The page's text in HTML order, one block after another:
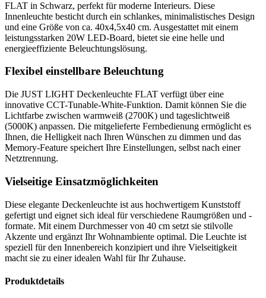
FLAT in Schwarz, perfekt für moderne Interieurs. Diese
Innenleuchte besticht durch ein schlankes, minimalistisches Design
und eine Größe von ca. 40x4,5x40 cm. Ausgestattet mit einem
leistungsstarken 20W LED-Board, bietet sie eine helle und
energieeffiziente Beleuchtungslösung.
Flexibel einstellbare Beleuchtung
Die JUST LIGHT Deckenleuchte FLAT verfügt über eine
innovative CCT-Tunable-White-Funktion. Damit können Sie die
Lichtfarbe zwischen warmweiß (2700K) und tageslichtweiß
(5000K) anpassen. Die mitgelieferte Fernbedienung ermöglicht es
Ihnen, die Helligkeit nach Ihren Wünschen zu dimmen und das
Memory-Feature speichert Ihre Einstellungen, selbst nach einer
Netztrennung.
Vielseitige Einsatzmöglichkeiten
Diese elegante Deckenleuchte ist aus hochwertigem Kunststoff
gefertigt und eignet sich ideal für verschiedene Raumgrößen und -
formate. Mit einem Durchmesser von 40 cm setzt sie stilvolle
Akzente und ergänzt Ihr Wohnambiente optimal. Die Leuchte ist
speziell für den Innenbereich konzipiert und ihre Vielseitigkeit
macht sie zu einer idealen Wahl für Ihr Zuhause.
Produktdetails